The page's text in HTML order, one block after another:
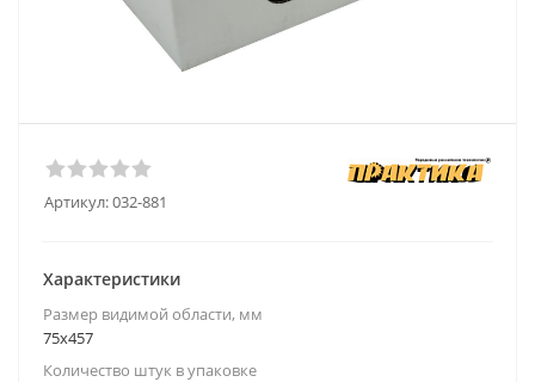
Артикул:032-881
Характеристики
Размер видимой области, мм
75x457
Количество штук в упаковке